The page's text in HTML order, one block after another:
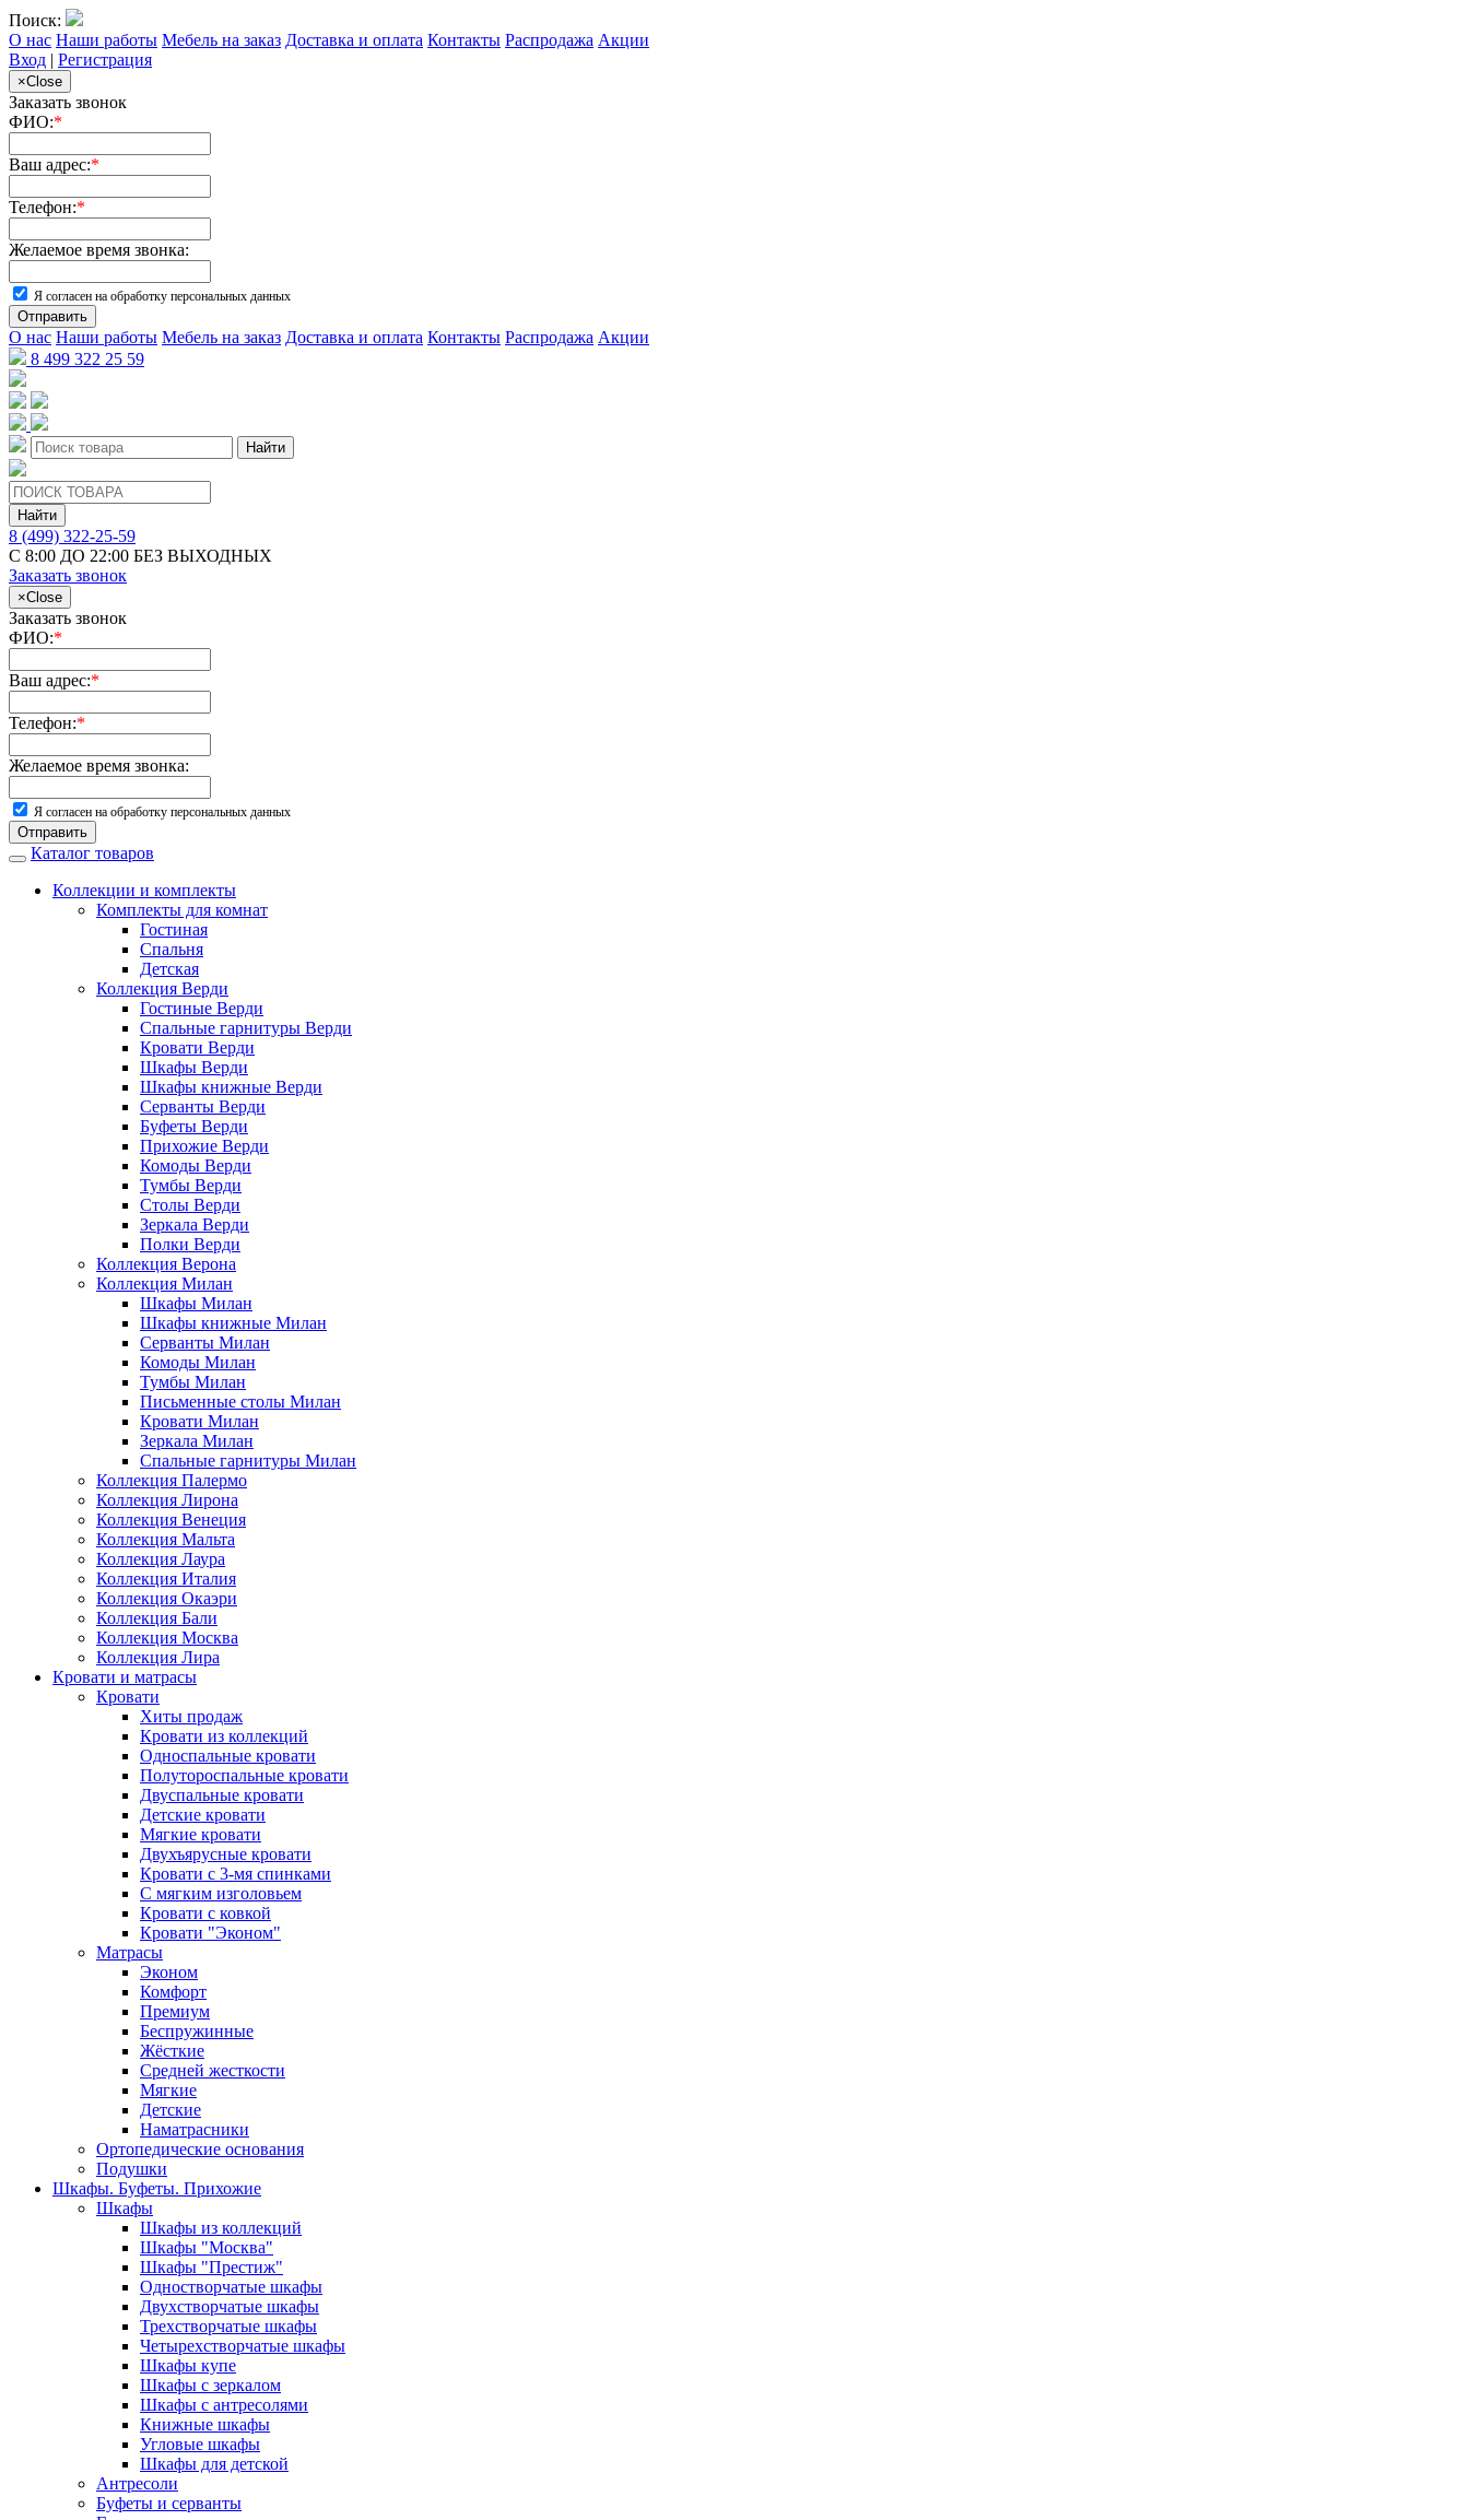
Поиск:
О нас Наши работы Мебель на заказ Доставка и оплата Контакты Распродажа Акции
Вход | Регистрация
×Close
Заказать звонок
ФИО:*
Ваш адрес:*
Телефон:*
Желаемое время звонка:
Я согласен на обработку персональных данных
Отправить
О нас Наши работы Мебель на заказ Доставка и оплата Контакты Распродажа Акции
8 499 322 25 59
Найти
Найти
8 (499) 322-25-59
С 8:00 ДО 22:00 БЕЗ ВЫХОДНЫХ
Заказать звонок
×Close
Заказать звонок
ФИО:*
Ваш адрес:*
Телефон:*
Желаемое время звонка:
Я согласен на обработку персональных данных
Отправить
Каталог товаров
Коллекции и комплекты
Комплекты для комнат
Гостиная
Спальня
Детская
Коллекция Верди
Гостиные Верди
Спальные гарнитуры Верди
Кровати Верди
Шкафы Верди
Шкафы книжные Верди
Серванты Верди
Буфеты Верди
Прихожие Верди
Комоды Верди
Тумбы Верди
Столы Верди
Зеркала Верди
Полки Верди
Коллекция Верона
Коллекция Милан
Шкафы Милан
Шкафы книжные Милан
Серванты Милан
Комоды Милан
Тумбы Милан
Письменные столы Милан
Кровати Милан
Зеркала Милан
Спальные гарнитуры Милан
Коллекция Палермо
Коллекция Лирона
Коллекция Венеция
Коллекция Мальта
Коллекция Лаура
Коллекция Италия
Коллекция Окаэри
Коллекция Бали
Коллекция Москва
Коллекция Лира
Кровати и матрасы
Кровати
Хиты продаж
Кровати из коллекций
Односпальные кровати
Полутороспальные кровати
Двуспальные кровати
Детские кровати
Мягкие кровати
Двухъярусные кровати
Кровати с 3-мя спинками
С мягким изголовьем
Кровати с ковкой
Кровати "Эконом"
Матрасы
Эконом
Комфорт
Премиум
Беспружинные
Жёсткие
Средней жесткости
Мягкие
Детские
Наматрасники
Ортопедические основания
Подушки
Шкафы. Буфеты. Прихожие
Шкафы
Шкафы из коллекций
Шкафы "Москва"
Шкафы "Престиж"
Одностворчатые шкафы
Двухстворчатые шкафы
Трехстворчатые шкафы
Четырехстворчатые шкафы
Шкафы купе
Шкафы с зеркалом
Шкафы с антресолями
Книжные шкафы
Угловые шкафы
Шкафы для детской
Антресоли
Буфеты и серванты